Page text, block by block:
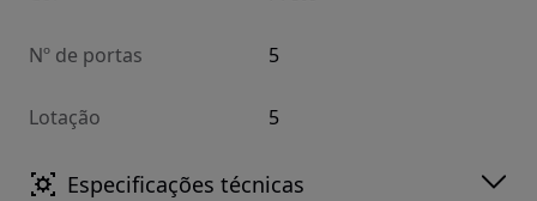
Nº de portas 5
Lotação 5
Especificações técnicas